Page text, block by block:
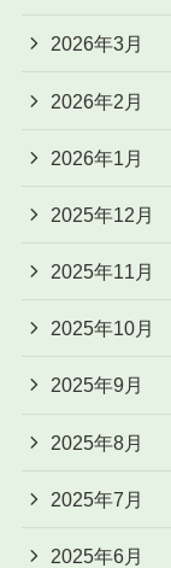
2026年3月
2026年2月
2026年1月
2025年12月
2025年11月
2025年10月
2025年9月
2025年8月
2025年7月
2025年6月